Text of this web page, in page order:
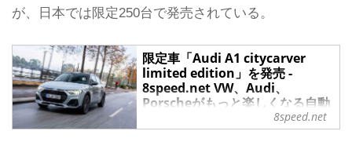
が、日本では限定250台で発売されている。
限定車「Audi A1 citycarver
limited edition」を発売 -
8speed.net VW、Audi、
Porscheがもっと楽しくなる自動
8speed.net